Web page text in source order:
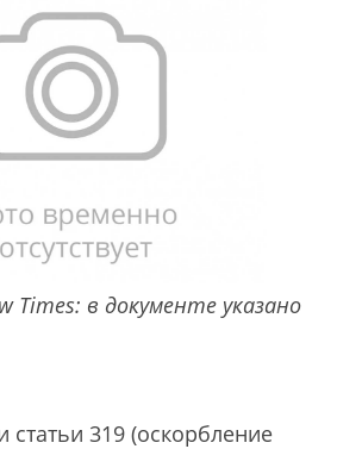
Times: в документе указано
статьи 319 (оскорбление